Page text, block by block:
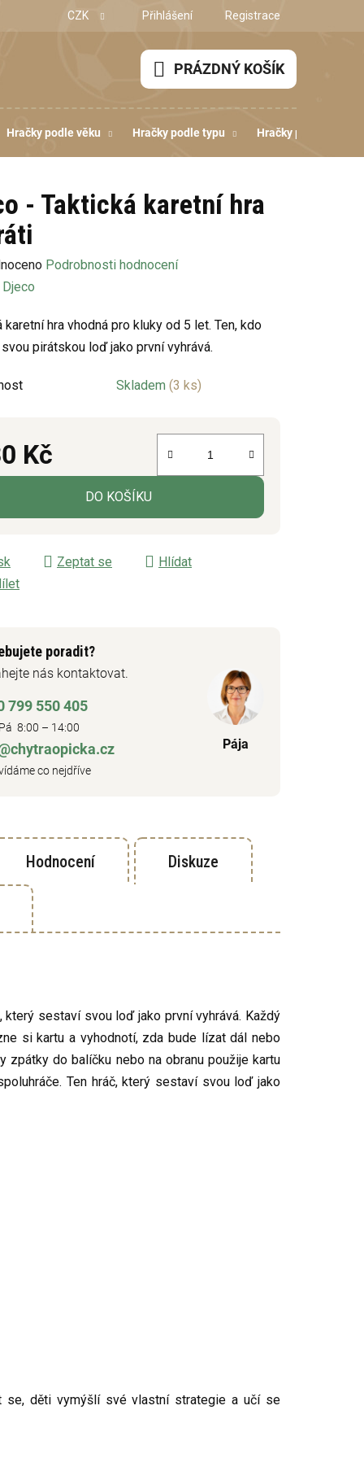
CZK Přihlášení Registrace
NÁKUPNÍ
KOŠÍK
PRÁZDNÝ KOŠÍK
Hračky podle věku Hračky podle typu Hračky podle
- Taktická karetní hra
Podrobnosti hodnocení
Djeco
karetní hra vhodná pro kluky od 5 let. Ten, kdo
pirátskou loď jako první vyhrává.
Skladem (3 ks)
Kč
cena:
DO KOŠÍKU
Zeptat se
Hlídat
poradit?
nás kontaktovat.
799 550 405
8:00 – 14:00
co nejdříve
Pája
Hodnocení Diskuze
který sestaví svou loď jako první vyhrává. Každý
si kartu a vyhodnotí, zda bude lízat dál nebo
zpátky do balíčku nebo na obranu použije kartu
Ten hráč, který sestaví svou loď jako
se, děti vymýšlí své vlastní strategie a učí se